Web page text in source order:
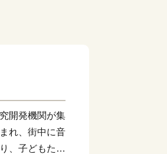
開発機関が集
れ、街中に音
、子どもたち